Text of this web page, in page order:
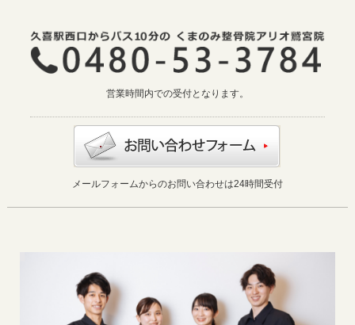
営業時間内での受付となります。
メールフォームからのお問い合わせは24時間受付